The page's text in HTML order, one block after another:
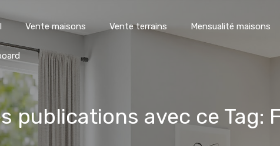
Vente maisons Vente terrains Mensualité maisons
publications avec ce Tag: